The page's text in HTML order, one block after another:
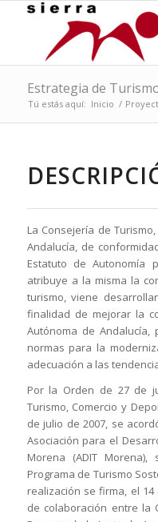
Estrategia de
Tú estás aquí: Inicio /
La Consejería de
Andalucía, de
Estatuto de Autonomía
atribuye a la misma la
turismo, viene
finalidad de mejorar la
Autónoma de
normas para la
adecuación a las
Por la Orden de 27 de
Turismo, Comercio y
de julio de 2007, se
Asociación para el
Morena (ADIT
Programa de Turismo
realización se firma, el
de colaboración entre la